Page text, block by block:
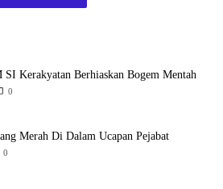
Kerakyatan Berhiaskan Bogem Mentah
0
Merah Di Dalam Ucapan Pejabat
0